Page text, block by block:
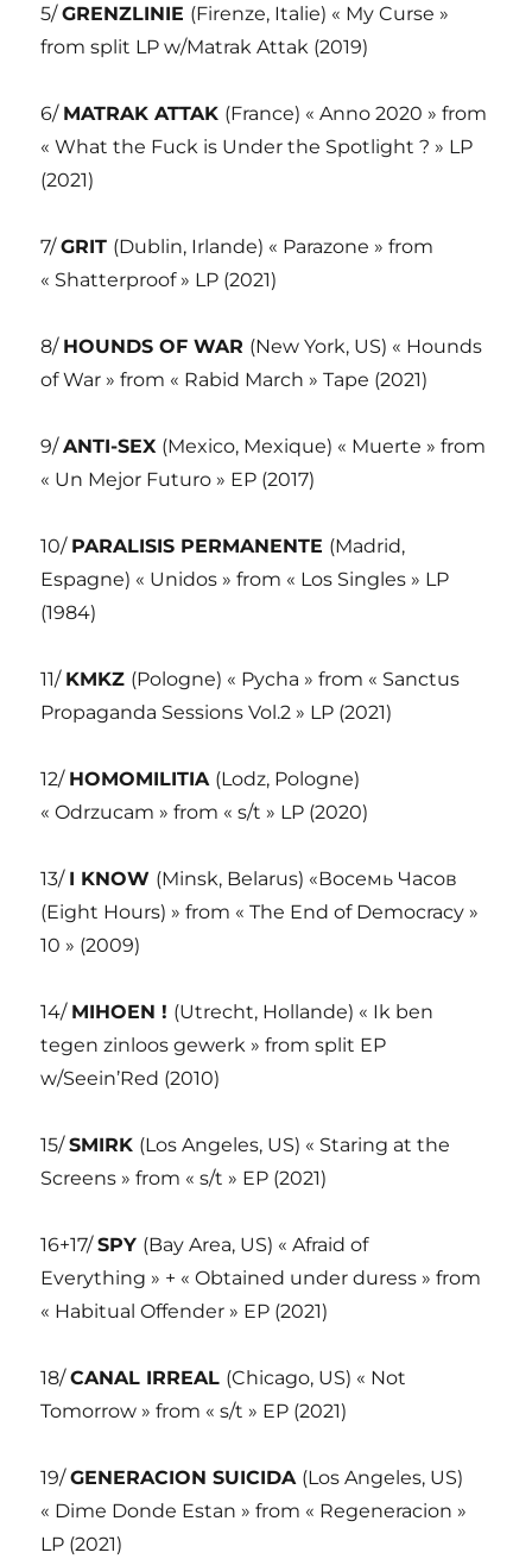
5/GRENZLINIE (Firenze, Italie) « My Curse »
from split LP w/Matrak Attak (2019)
6/ MATRAK ATTAK (France) « Anno 2020 » from
« What the Fuck is Under the Spotlight ? » LP
(2021)
7/GRIT (Dublin, Irlande) « Parazone » from
« Shatterproof » LP (2021)
8/ HOUNDS OF WAR (New York, US) « Hounds
of War » from « Rabid March » Tape (2021)
9/ANTI-SEX (Mexico, Mexique) « Muerte » from
« Un Mejor Futuro » EP (2017)
10/ PARALISIS PERMANENTE (Madrid,
Espagne) « Unidos » from « Los Singles » LP
(1984)
11/ KMKZ (Pologne) « Pycha » from « Sanctus
Propaganda Sessions Vol.2 » LP (2021)
12/ HOMOMILITIA (Lodz, Pologne)
« Odrzucam » from « s/t » LP (2020)
13/ I KNOW (Minsk, Belarus) «Восемь Часов
(Eight Hours) » from « The End of Democracy »
10 » (2009)
14/ MIHOEN ! (Utrecht, Hollande) « Ik ben
tegen zinloos gewerk » from split EP
w/Seein’Red (2010)
15/SMIRK (Los Angeles, US) « Staring at the
Screens » from « s/t » EP (2021)
16+17/SPY (Bay Area, US) « Afraid of
Everything » + « Obtained under duress » from
« Habitual Offender » EP (2021)
18/CANAL IRREAL (Chicago, US) « Not
Tomorrow » from « s/t » EP (2021)
19/GENERACION SUICIDA (Los Angeles, US)
« Dime Donde Estan » from « Regeneracion »
LP (2021)